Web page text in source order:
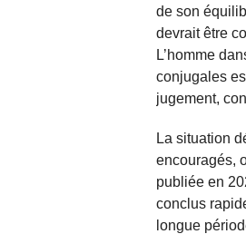
de son
devrait être
L’homme
conjugales
jugement,
La situation
encouragés,
publiée en
conclus
longue